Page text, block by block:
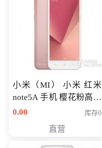
小米（MI） 小米 红米
note5A 手机 樱花粉高配
版 全网通(3G+32G)
0.00 库存0
直营